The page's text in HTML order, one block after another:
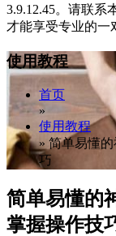
3.9.12.45。请联系
才能享受专业的一
使用教程
首页
»
使用教程
» 简单易懂
巧
简单易懂的
掌握操作技